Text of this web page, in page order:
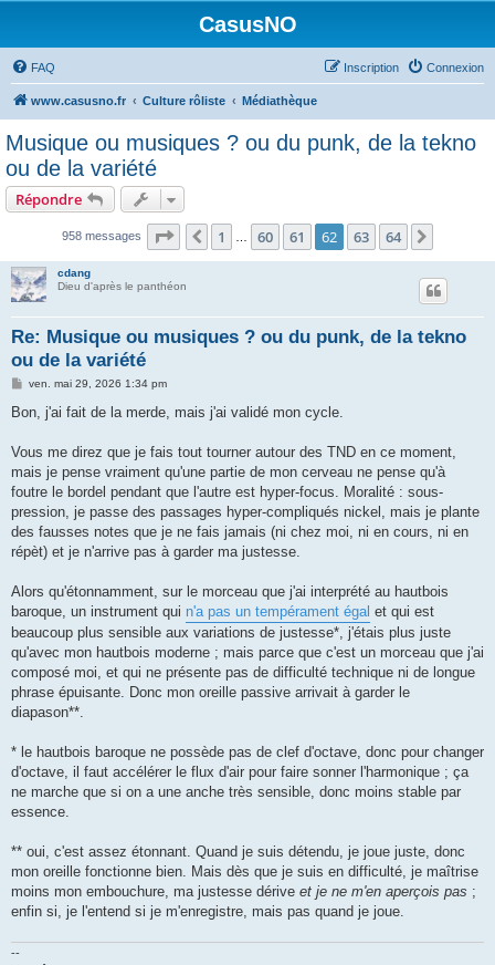
CasusNO
FAQ Connexion
Inscription
www.casusno.fr Culture rôliste Médiathèque
Musique ou musiques ? ou du punk, de la tekno
ou de la variété
Répondre
958 messages Page 62 sur 64
Précédent
1 60 61 62 63 64
cdang
Dieu d'après le panthéon
Re: Musique ou musiques ? ou du punk, de la tekno
ou de la variété
M
s
g
ven. mai 29, 2026 1:34 pm
Bon, j'ai fait de la merde, mais j'ai validé mon cycle.
Vous me direz que je fais tout tourner autour des TND en ce moment,
mais je pense vraiment qu'une partie de mon cerveau ne pense qu'à
foutre le bordel pendant que l'autre est hyper-focus. Moralité : sous-
pression, je passe des passages hyper-compliqués nickel, mais je plante
des fausses notes que je ne fais jamais (ni chez moi, ni en cours, ni en
répèt) et je n'arrive pas à garder ma justesse.
Alors qu'étonnamment, sur le morceau que j'ai interprété au hautbois
baroque, un instrument qui n'a pas un tempérament égal et qui est
beaucoup plus sensible aux variations de justesse*, j'étais plus juste
qu'avec mon hautbois moderne ; mais parce que c'est un morceau que j'ai
composé moi, et qui ne présente pas de difficulté technique ni de longue
phrase épuisante. Donc mon oreille passive arrivait à garder le
diapason**.
* le hautbois baroque ne possède pas de clef d'octave, donc pour changer
d'octave, il faut accélérer le flux d'air pour faire sonner l'harmonique ; ça
ne marche que si on a une anche très sensible, donc moins stable par
essence.
** oui, c'est assez étonnant. Quand je suis détendu, je joue juste, donc
mon oreille fonctionne bien. Mais dès que je suis en difficulté, je maîtrise
moins mon embouchure, ma justesse dérive et je ne m'en aperçois pas ;
enfin si, je l'entend si je m'enregistre, mais pas quand je joue.
--